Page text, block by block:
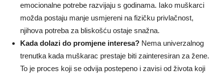
emocionalne potrebe razvijaju s godinama. Iako muškarci
možda postaju manje usmjereni na fizičku privlačnost,
njihova potreba za bliskošću ostaje snažna.
Kada dolazi do promjene interesa? Nema univerzalnog
trenutka kada muškarac prestaje biti zainteresiran za žene.
To je proces koji se odvija postepeno i zavisi od života koji